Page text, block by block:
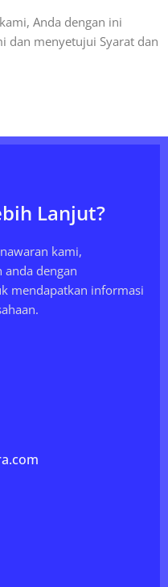
Anda dengan ini
dan menyetujui Syarat dan
Lanjut?
kami,
anda dengan
mendapatkan informasi